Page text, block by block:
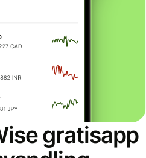
gratisapp